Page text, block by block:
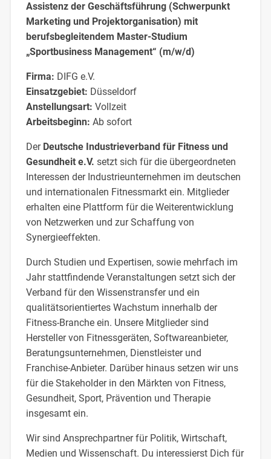
Assistenz der Geschäftsführung (Schwerpunkt
Marketing und Projektorganisation) mit
berufsbegleitendem Master-Studium
„Sportbusiness Management“ (m/w/d)
Firma: DIFG e.V.
Einsatzgebiet: Düsseldorf
Anstellungsart: Vollzeit
Arbeitsbeginn: Ab sofort
Der Deutsche Industrieverband für Fitness und
Gesundheit e.V. setzt sich für die übergeordneten
Interessen der Industrieunternehmen im deutschen
und internationalen Fitnessmarkt ein. Mitglieder
erhalten eine Plattform für die Weiterentwicklung
von Netzwerken und zur Schaffung von
Synergieeffekten.
Durch Studien und Expertisen, sowie mehrfach im
Jahr stattfindende Veranstaltungen setzt sich der
Verband für den Wissenstransfer und ein
qualitätsorientiertes Wachstum innerhalb der
Fitness-Branche ein. Unsere Mitglieder sind
Hersteller von Fitnessgeräten, Softwareanbieter,
Beratungsunternehmen, Dienstleister und
Franchise-Anbieter. Darüber hinaus setzen wir uns
für die Stakeholder in den Märkten von Fitness,
Gesundheit, Sport, Prävention und Therapie
insgesamt ein.
Wir sind Ansprechpartner für Politik, Wirtschaft,
Medien und Wissenschaft. Du interessierst Dich für